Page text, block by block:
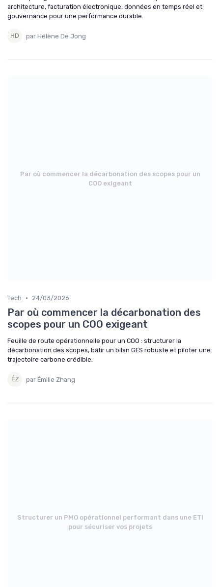
architecture, facturation électronique, données en temps réel et
gouvernance pour une performance durable.
par Hélène De Jong
Par où commencer la décarbonation des scopes pour un
COO exigeant
Tech • 24/03/2026
Par où commencer la décarbonation des
scopes pour un COO exigeant
Feuille de route opérationnelle pour un COO : structurer la
décarbonation des scopes, bâtir un bilan GES robuste et piloter une
trajectoire carbone crédible.
par Émilie Zhang
Structurer un PMO opérationnel performant dans une ETI
pour sécuriser vos projets